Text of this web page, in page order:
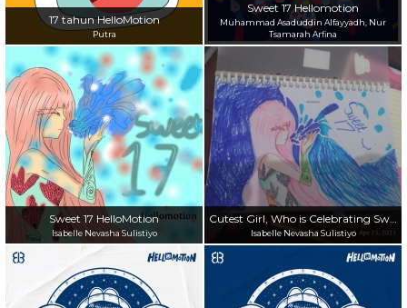
17 tahun HelloMotion
Putra
Sweet 17 Hellomotion
Muhammad Asaduddin Alfayyadh, Nur
Tsamarah Arfina
Sweet 17 HelloMotion
Isabelle Nevasha Sulistiyo
Cutest Girl, Who is Celebrating Sweet 17 With HelloMotion
Isabelle Nevasha Sulistiyo